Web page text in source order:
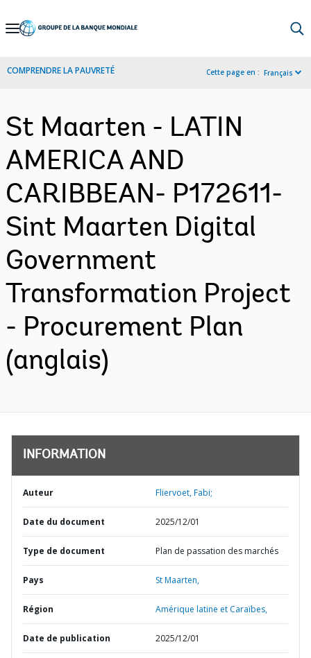
Skip
Navigation
COMPRENDRE LA PAUVRETÉ Cette page en : Français
St Maarten - LATIN
AMERICA AND
CARIBBEAN- P172611-
Sint Maarten Digital
Government
Transformation Project
- Procurement Plan
(anglais)
INFORMATION
Auteur Fliervoet, Fabi;
Date du document 2025/12/01
Type de document Plan de passation des marchés
Pays St Maarten,
Région Amérique latine et Caraïbes,
Date de publication 2025/12/01